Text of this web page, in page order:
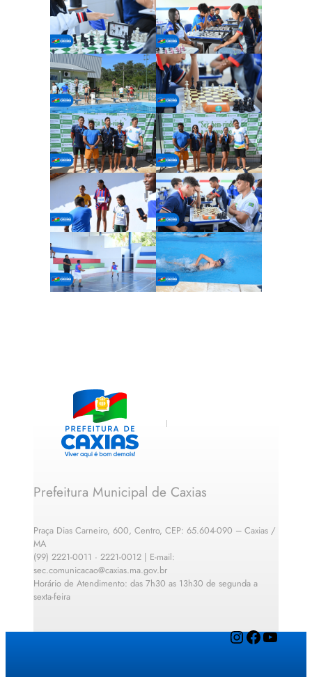
Prefeitura Municipal de Caxias
Praça Dias Carneiro, 600, Centro, CEP: 65.604-090 – Caxias /
MA
(99) 2221-0011 · 2221-0012 | E-mail:
sec.comunicacao@caxias.ma.gov.br
Horário de Atendimento: das 7h30 as 13h30 de segunda a
sexta-feira
InstagramFacebook YouTube